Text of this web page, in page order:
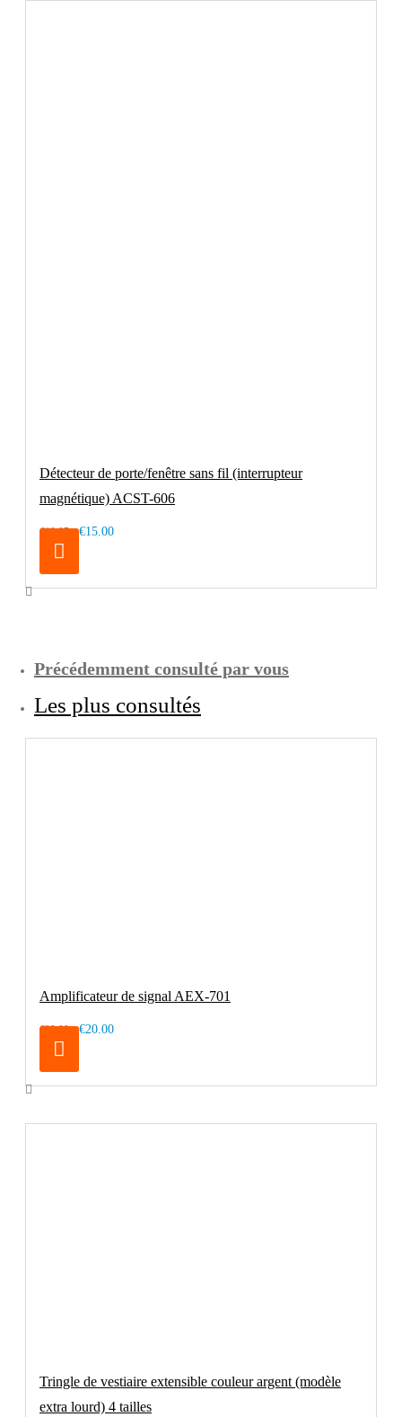
Détecteur de porte/fenêtre sans fil (interrupteur
magnétique) ACST-606
€19.95 €15.00
Précédemment consulté par vous
Les plus consultés
Amplificateur de signal AEX-701
€33.99 €20.00
Tringle de vestiaire extensible couleur argent (modèle
extra lourd) 4 tailles